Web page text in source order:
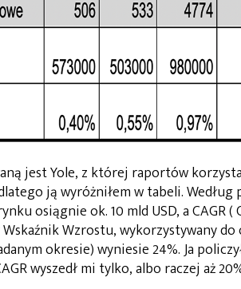
jest Yole, z której raportów
ją wyróżniłem w tabeli.
osiągnie ok. 10 mld USD, a CAGR
Wzrostu, wykorzystywany
okresie) wyniesie 24%. Ja
wyszedł mi tylko, albo raczej aż